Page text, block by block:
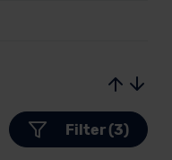
Filter (3)